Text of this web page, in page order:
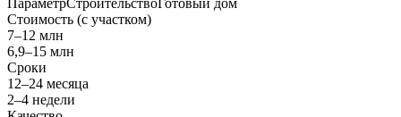
Стоимость (с участком)
7–12 млн
6,9–15 млн
Сроки
12–24 месяца
2–4 недели